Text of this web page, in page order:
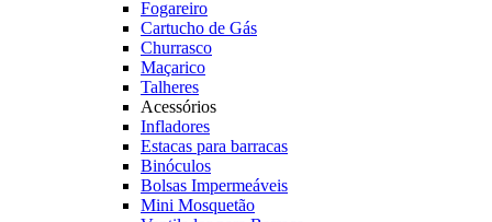
Fogareiro
Cartucho de Gás
Churrasco
Maçarico
Talheres
Acessórios
Infladores
Estacas para barracas
Binóculos
Bolsas Impermeáveis
Mini Mosquetão